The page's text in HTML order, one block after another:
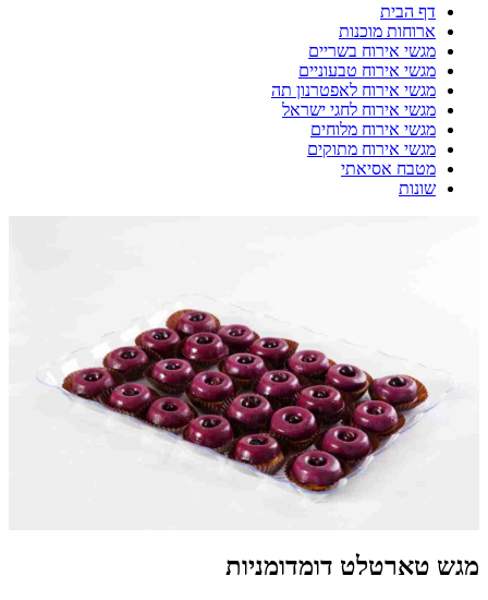
דף הבית
ארוחות מוכנות
מגשי אירוח בשריים
מגשי אירוח טבעוניים
מגשי אירוח לאפטרנון תה
מגשי אירוח לחגי ישראל
מגשי אירוח מלוחים
מגשי אירוח מתוקים
מטבח אסיאתי
שונות
מגש טארטלט דומדומניות